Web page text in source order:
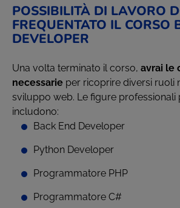
POSSIBILITÀ DI LAVORO
FREQUENTATO IL CORSO
DEVELOPER
Una volta terminato il corso, avrai le
necessarie per ricoprire diversi ruoli
sviluppo web. Le figure professionali
includono:
Back End Developer
Python Developer
Programmatore PHP
Programmatore C#